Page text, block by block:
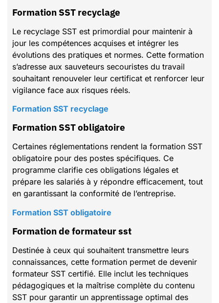
Formation SST recyclage
Le recyclage SST est primordial pour maintenir à
jour les compétences acquises et intégrer les
évolutions des pratiques et normes. Cette formation
s’adresse aux sauveteurs secouristes du travail
souhaitant renouveler leur certificat et renforcer leur
vigilance face aux risques réels.
Formation SST recyclage
Formation SST obligatoire
Certaines réglementations rendent la formation SST
obligatoire pour des postes spécifiques. Ce
programme clarifie ces obligations légales et
prépare les salariés à y répondre efficacement, tout
en garantissant la conformité de l’entreprise.
Formation SST obligatoire
Formation de formateur sst
Destinée à ceux qui souhaitent transmettre leurs
connaissances, cette formation permet de devenir
formateur SST certifié. Elle inclut les techniques
pédagogiques et la maîtrise complète du contenu
SST pour garantir un apprentissage optimal des